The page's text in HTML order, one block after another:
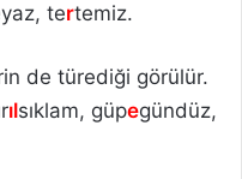
tertemiz.
de türediği görülür.
ılsıklam, güpegündüz,